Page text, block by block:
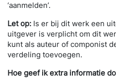
‘aanmelden’.
Let op: Is er bij dit werk een
uitgever is verplicht om dit
kunt als auteur of componist
verdeling toevoegen.
Hoe geef ik extra informatie